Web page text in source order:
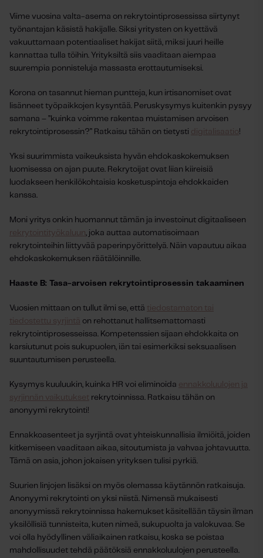
Viime vuosina valta-asema on rekrytointiprosessissa siirtynyt
työnantajan käsistä hakijalle. Siksi yritysten on kyettävä
vakuuttamaan potentiaaliset hakijat siitä, miksi juuri heille
kannattaa tulla töihin. Yrityksiltä siis vaaditaan aiempaa
suurempia ponnisteluja massasta erottautumiseksi.
Korona on tasannut hieman puntteja, kun irtisanomiset ovat
lisänneet työpaikkojen kysyntää. Peruskysymys kuitenkin pysyy
samana – ”kuinka voimme rakentaa muistamisen arvoisen
rekrytointiprosessin?” Ratkaisu tähän on tietysti digitalisaatio!
Yksi suurimmista vaikeuksista hyvän ehdokaskokemuksen
luomisessa on ajan puute. Rekrytoijat ovat liian kiireisiä
luodakseen henkilökohtaisia kosketuspintoja ehdokkaiden
kanssa.
Moni yritys onkin huomannut tämän ja investoinut digitaaliseen
rekrytointityökaluun, joka auttaa automatisoimaan
rekrytointeihin liittyvää paperinpyörittelyä. Näin vapautuu aikaa
ehdokaskokemuksen räätälöinnille.
Haaste B: Tasa-arvoisen rekrytointiprosessin takaaminen
Vuosien mittaan on tullut ilmi se, että tiedostamaton tai
tiedostettu syrjintä on rehottanut hallitsemattomasti
rekrytointiprosesseissa. Kompetenssien sijaan ehdokkaita on
karsiutunut pois sukupuolen, iän tai esimerkiksi seksuaalisen
suuntautumisen perusteella.
Kysymys kuuluukin, kuinka HR voi eliminoida ennakkoluulojen ja
syrjinnän vaikutukset rekrytoinnissa. Ratkaisu tähän on
anonyymi rekrytointi!
Ennakkoasenteet ja syrjintä ovat yhteiskunnallisia ilmiöitä, joiden
kitkemiseen vaaditaan aikaa, sitoutumista ja vahvaa johtavuutta.
Tämä on asia, johon jokaisen yrityksen tulisi pyrkiä.
Suurien linjojen lisäksi on myös olemassa käytännön ratkaisuja.
Anonyymi rekrytointi on yksi niistä. Nimensä mukaisesti
anonyymissä rekrytoinnissa hakemukset käsitellään täysin ilman
yksilöllisiä tunnisteita, kuten nimeä, sukupuolta ja valokuvaa. Se
voi olla hyödyllinen väliaikainen ratkaisu, koska se poistaa
mahdollisuudet tehdä päätöksiä ennakkoluulojen perusteella.